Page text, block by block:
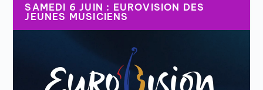
SAMEDI 6 JUIN : EUROVISION DES
JEUNES MUSICIENS